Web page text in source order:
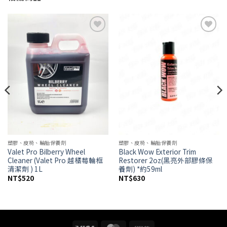
Add to
wishlist
塑膠、皮椅、輪胎保養劑
Valet Pro Bilberry Wheel
Cleaner (Valet Pro 越橘莓輪框
清潔劑 ) 1L
NT$520
塑膠、皮椅、輪胎保養劑
Black Wow Exterior Trim
Restorer 2oz(黑亮外部膠條保
養劑) *約59ml
NT$630